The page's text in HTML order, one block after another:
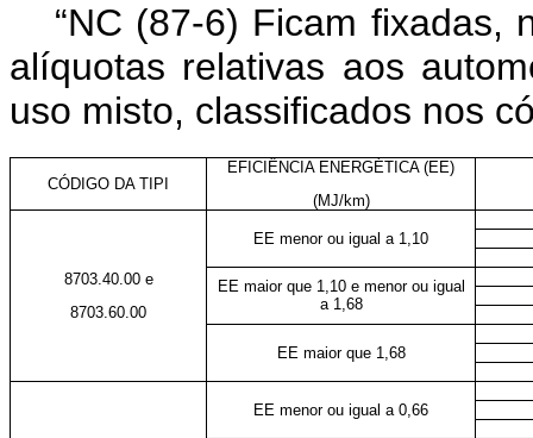
“NC (87-6) Ficam fixadas,
alíquotas relativas aos
uso misto, classificados nos
CÓDIGO DA TIPI
EFICIÊNCIA ENERGÉTICA (EE)
(MJ/km)
8703.40.00 e
8703.60.00
EE menor ou igual a 1,10
EE maior que 1,10 e menor ou igual
a 1,68
EE maior que 1,68
EE menor ou igual a 0,66